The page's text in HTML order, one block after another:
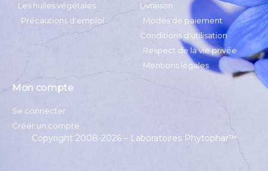
Les huiles végétales
Précautions d'emploi
Livraison
Modes de paiement
Conditions d'utilisation
Respect de la vie privée
Mentions légales
Mon compte
Se connecter
Créer un compte
Copyright 2008-2026 – Laboratoires Phytophar™